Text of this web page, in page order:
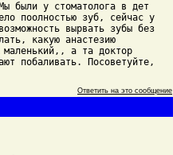
были у стоматолога в дет
поолностью зуб, сейчас у
вырвать зубы без
какую анастезию
маленький,, а та доктор
побаливать. Посоветуйте,
Ответить на это сообщение